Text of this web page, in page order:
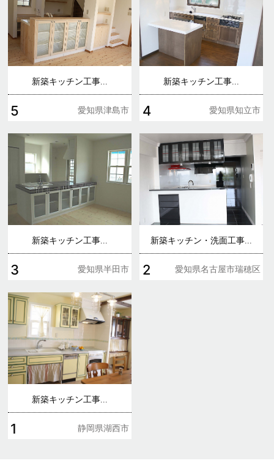
新築キッチン工事...
5 愛知県津島市
新築キッチン工事...
4 愛知県知立市
新築キッチン工事...
3 愛知県半田市
新築キッチン・洗面工事...
2 愛知県名古屋市瑞穂区
新築キッチン工事...
1 静岡県湖西市